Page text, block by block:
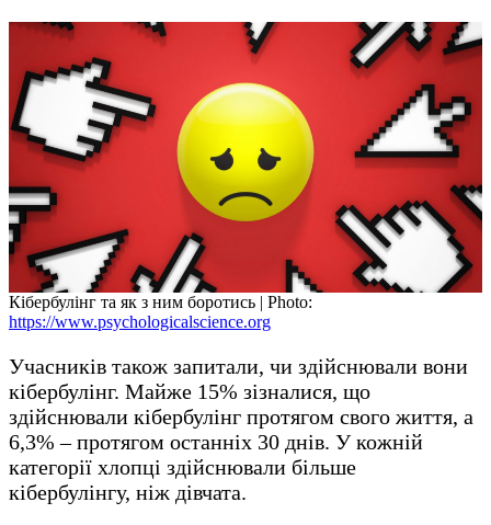
Кібербулінг та як з ним боротись | Photo:
https://www.psychologicalscience.org
Учасників також запитали, чи здійснювали вони
кібербулінг. Майже 15% зізналися, що
здійснювали кібербулінг протягом свого життя, а
6,3% – протягом останніх 30 днів. У кожній
категорії хлопці здійснювали більше
кібербулінгу, ніж дівчата.